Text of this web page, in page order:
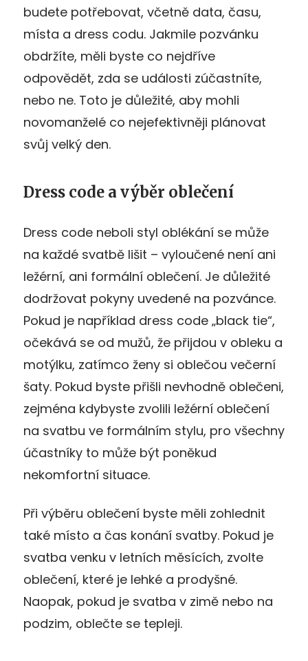
budete potřebovat, včetně data, času,
místa a dress codu. Jakmile pozvánku
obdržíte, měli byste co nejdříve
odpovědět, zda se události zúčastníte,
nebo ne. Toto je důležité, aby mohli
novomanželé co nejefektivněji plánovat
svůj velký den.
Dress code a výběr oblečení
Dress code neboli styl oblékání se může
na každé svatbě lišit – vyloučené není ani
ležérní, ani formální oblečení. Je důležité
dodržovat pokyny uvedené na pozvánce.
Pokud je například dress code „black tie“,
očekává se od mužů, že přijdou v obleku a
motýlku, zatímco ženy si oblečou večerní
šaty. Pokud byste přišli nevhodně oblečeni,
zejména kdybyste zvolili ležérní oblečení
na svatbu ve formálním stylu, pro všechny
účastníky to může být poněkud
nekomfortní situace.
Při výběru oblečení byste měli zohlednit
také místo a čas konání svatby. Pokud je
svatba venku v letních měsících, zvolte
oblečení, které je lehké a prodyšné.
Naopak, pokud je svatba v zimě nebo na
podzim, oblečte se tepleji.